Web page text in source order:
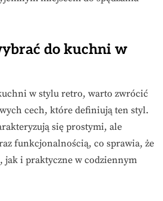
do kuchni w
w stylu retro, warto zwrócić
cech, które definiują ten styl.
się prostymi, ale
funkcjonalnością, co sprawia, że
jak i praktyczne w codziennym